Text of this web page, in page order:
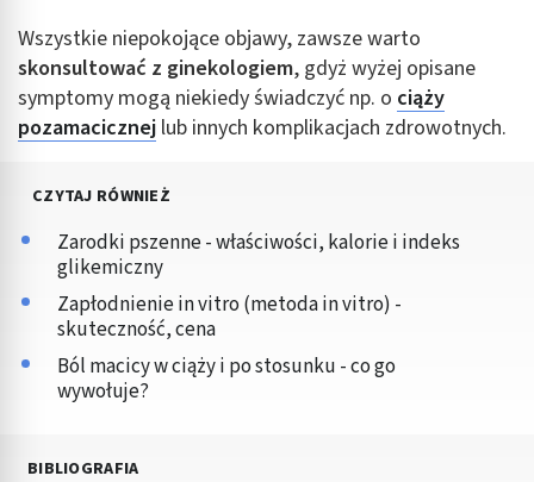
Wszystkie niepokojące objawy, zawsze warto
skonsultować z ginekologiem, gdyż wyżej opisane
symptomy mogą niekiedy świadczyć np. o ciąży
pozamacicznej lub innych komplikacjach zdrowotnych.
CZYTAJ RÓWNIEŻ
Zarodki pszenne - właściwości, kalorie i indeks
glikemiczny
Zapłodnienie in vitro (metoda in vitro) -
skuteczność, cena
Ból macicy w ciąży i po stosunku - co go
wywołuje?
BIBLIOGRAFIA